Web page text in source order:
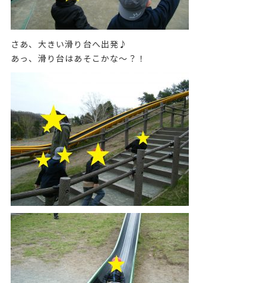
さあ、大きい滑り台へ出発♪
あっ、滑り台はあそこかな～？！